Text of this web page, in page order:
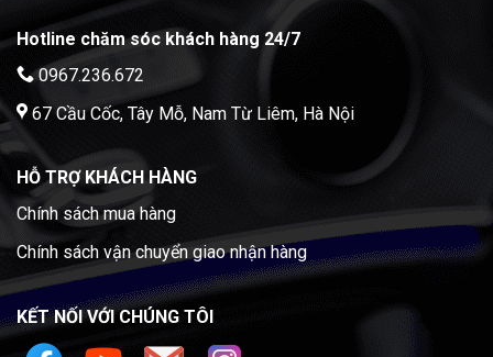
Hotline chăm sóc khách hàng 24/7
0967.236.672
67 Cầu Cốc, Tây Mỗ, Nam Từ Liêm, Hà Nội
HỖ TRỢ KHÁCH HÀNG
Chính sách mua hàng
Chính sách vận chuyển giao nhận hàng
KẾT NỐI VỚI CHÚNG TÔI